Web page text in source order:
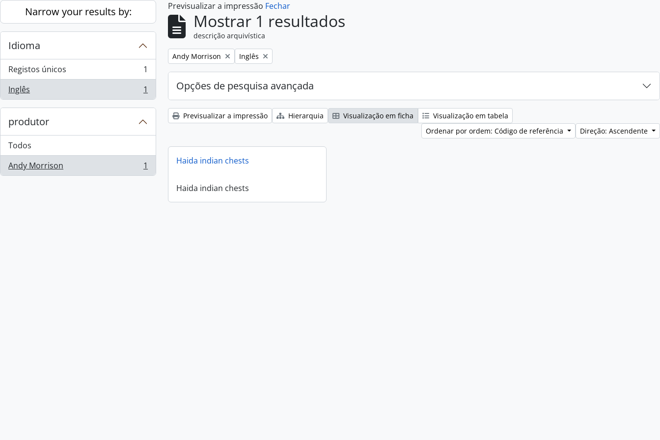
Skip to main content
Narrow your results by:
Idioma
Registos únicos
, 1 resultados
1
Inglês
, 1 resultados 1
produtor
Todos
Andy Morrison
, 1 resultados 1
Previsualizar a impressão Fechar
Mostrar 1 resultados
descrição arquivística
Remove filter:
Andy Morrison Remove filter:
Inglês
Opções de pesquisa avançada
Previsualizar a impressão Hierarquia Visualização em ficha
Visualização em tabela
Ordenar por ordem: Código de referência
Direção: Ascendente
Haida indian chests
Haida indian chests